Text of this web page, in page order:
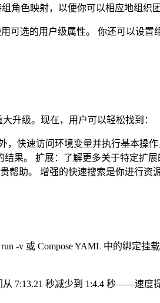
角色映射，以便你可以相应地组织
选的用户级属性。 你还可以设
升级。现在，用户可以轻松找到：
，快速访问环境变量并执行基本操
果。 扩展：了解更多关于特定扩
帮助。 增强的快速搜索是你进行
-v 或 Compose YAML 中的绑定
7:13.21 秒减少到 1:4.4 秒——速度